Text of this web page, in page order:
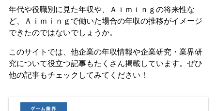
年代や役職別に見た年収や、Ａｉｍｉｎｇの将来性な
ど、Ａｉｍｉｎｇで働いた場合の年収の推移がイメージ
できたのではないでしょうか。
このサイトでは、他企業の年収情報や企業研究・業界研
究について役立つ記事もたくさん掲載しています。ぜひ
他の記事もチェックしてみてください！